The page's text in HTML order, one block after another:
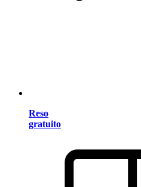
Reso
gratuito